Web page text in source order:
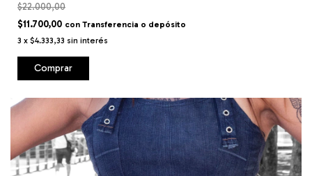
$22.000,00
$11.700,00 con Transferencia o depósito
3 x $4.333,33 sin interés
Comprar